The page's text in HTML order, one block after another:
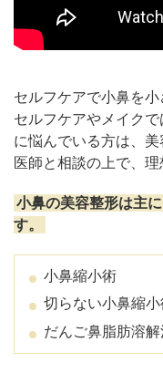
セルフケアで小鼻を小
セルフケアやメイク
に悩んでいる方は、美
医師と相談の上で、
小鼻の美容整形は主
す。
小鼻縮小術
切らない小鼻縮小
だんご鼻脂肪溶